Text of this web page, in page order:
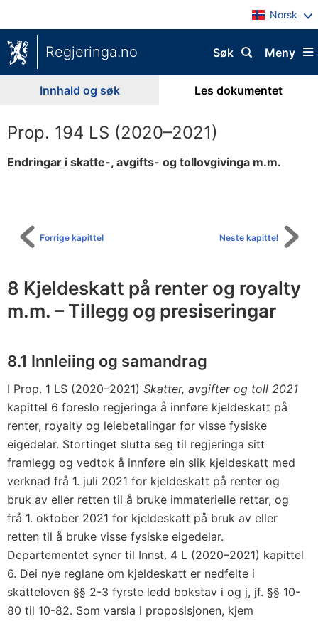
Norsk
Regjeringa.no Meny
Søk
Innhald og søk Les dokumentet
Prop. 194 LS (2020–2021)
Endringar i skatte-, avgifts- og tollovgivinga m.m.
Neste kapittel
Forrige kapittel
8 Kjeldeskatt på renter og royalty
m.m. – Tillegg og presiseringar
8.1 Innleiing og samandrag
I Prop. 1 LS (2020–2021) Skatter, avgifter og toll 2021
kapittel 6 foreslo regjeringa å innføre kjeldeskatt på
renter, royalty og leiebetalingar for visse fysiske
eigedelar. Stortinget slutta seg til regjeringa sitt
framlegg og vedtok å innføre ein slik kjeldeskatt med
verknad frå 1. juli 2021 for kjeldeskatt på renter og
bruk av eller retten til å bruke immaterielle rettar, og
frå 1. oktober 2021 for kjeldeskatt på bruk av eller
retten til å bruke visse fysiske eigedelar.
Departementet syner til Innst. 4 L (2020–2021) kapittel
6. Dei nye reglane om kjeldeskatt er nedfelte i
skatteloven §§ 2-3 fyrste ledd bokstav i og j, jf. §§ 10-
80 til 10-82. Som varsla i proposisjonen, kjem